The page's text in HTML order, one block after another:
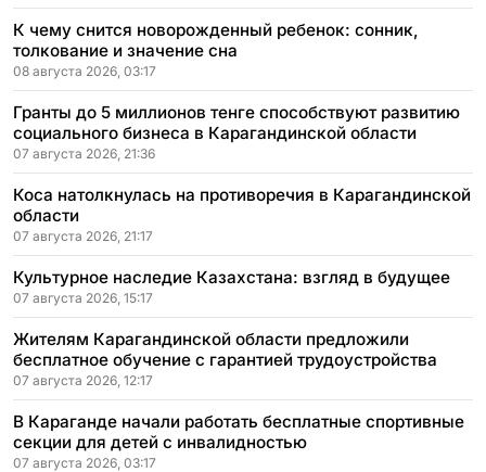
К чему снится новорожденный ребенок: сонник,
толкование и значение сна
08 августа 2026, 03:17
Гранты до 5 миллионов тенге способствуют развитию
социального бизнеса в Карагандинской области
07 августа 2026, 21:36
Коса натолкнулась на противоречия в Карагандинской
области
07 августа 2026, 21:17
Культурное наследие Казахстана: взгляд в будущее
07 августа 2026, 15:17
Жителям Карагандинской области предложили
бесплатное обучение с гарантией трудоустройства
07 августа 2026, 12:17
В Караганде начали работать бесплатные спортивные
секции для детей с инвалидностью
07 августа 2026, 03:17